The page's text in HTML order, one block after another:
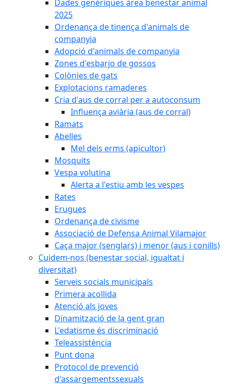
Dades genèriques àrea benestar animal
2025
Ordenança de tinença d'animals de
companyia
Adopció d'animals de companyia
Zones d'esbarjo de gossos
Colònies de gats
Explotacions ramaderes
Cria d'aus de corral per a autoconsum
Influença aviària (aus de corral)
Ramats
Abelles
Mel dels erms (apicultor)
Mosquits
Vespa volutina
Alerta a l'estiu amb les vespes
Rates
Erugues
Ordenança de civisme
Associació de Defensa Animal Vilamajor
Caça major (senglars) i menor (aus i conills)
Cuidem-nos (benestar social, igualtat i
diversitat)
Serveis socials municipals
Primera acollida
Atenció als joves
Dinamització de la gent gran
L'edatisme és discriminació
Teleassistència
Punt dona
Protocol de prevenció
d'assargementssexuals